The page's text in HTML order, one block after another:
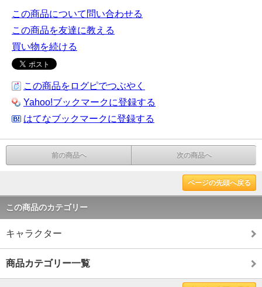
この商品について問い合わせる
この商品を友達に教える
買い物を続ける
この商品をログピでつぶやく
Yahoo!ブックマークに登録する
はてなブックマークに登録する
前の商品へ 次の商品へ
ページの先頭へ戻る
この商品のカテゴリー
キャラクター
商品カテゴリー一覧